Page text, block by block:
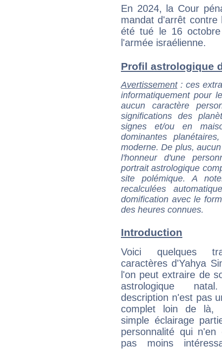
En 2024, la Cour
mandat d'arrêt
été tué le 16
l'armée israélienne.
Profil astrologique
Avertissement: ces
informatiquement pour
aucun caractère
significations des
signes et/ou en
dominantes
moderne. De plus,
l'honneur d'une
portrait astrologique
site polémique. A
recalculées
domification avec le
des heures connues.
Introduction
Voici quelques
caractères d'Yahya
l'on peut extraire de
astrologique
description n'est pas
complet loin de là,
simple éclairage
personnalité qui n'en
pas moins